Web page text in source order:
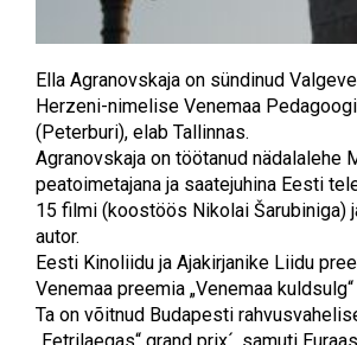
Ella Agranovskaja on sündinud
Herzeni-nimelise Venemaa
(Peterburi), elab Tallinnas.
Agranovskaja on töötanud nädalalehe
peatoimetajana ja saatejuhina Eesti
15 filmi (koostöös Nikolai Šarubiniga)
autor.
Eesti Kinoliidu ja Ajakirjanike Liidu
Venemaa preemia „Venemaa kuldsulg“
Ta on võitnud Budapesti